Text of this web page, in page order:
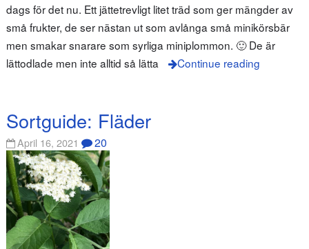
dags för det nu. Ett jättetrevligt litet träd som ger mängder av
små frukter, de ser nästan ut som avlånga små minikörsbär
men smakar snarare som syrliga miniplommon. 🙂 De är
lättodlade men inte alltid så lätta
Continue reading
Sortguide: Fläder
April 16, 2021 20